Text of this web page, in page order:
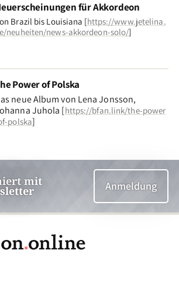
für Akkordeon
Brazil bis Louisiana [https://www.jetelina.
neuheiten/news-akkordeon-solo/]
Power of Polska
neue Album von Lena Jonsson,
Juhola [https://bfan.link/the-power
polska]
mit Anmeldung